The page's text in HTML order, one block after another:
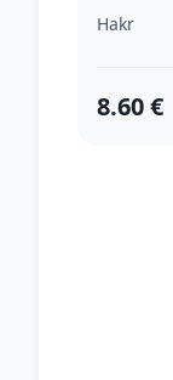
Hakr
8.60 €